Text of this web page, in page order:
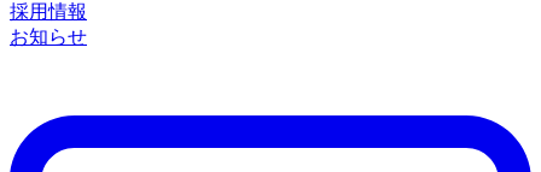
採用情報
お知らせ